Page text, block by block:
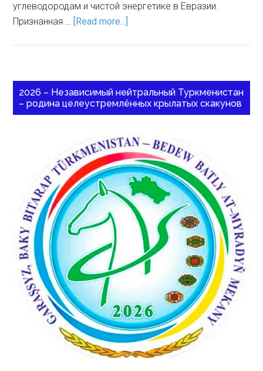
углеводородам и чистой энергетике в Евразии.
Признанная … [Read more...]
2026 – Независимый нейтральный Туркменистан
– родина целеустремлённых крылатых скакунов